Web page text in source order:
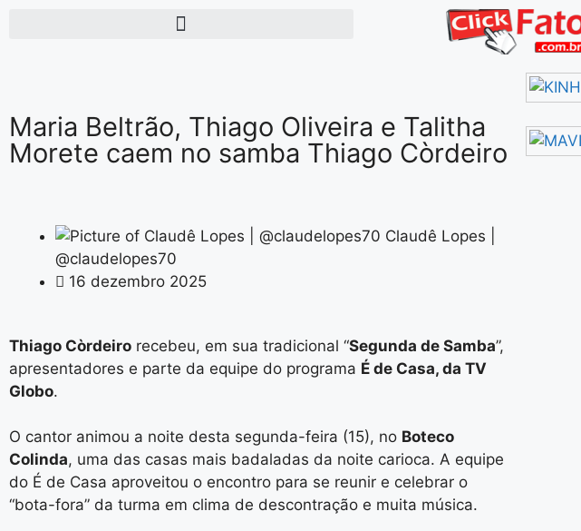
Maria Beltrão, Thiago Oliveira e Talitha
Morete caem no samba Thiago Còrdeiro
Claudê Lopes |
@claudelopes70
16 dezembro 2025
Thiago Còrdeiro recebeu, em sua tradicional “Segunda de Samba”,
apresentadores e parte da equipe do programa É de Casa, da TV
Globo.
O cantor animou a noite desta segunda-feira (15), no Boteco
Colinda, uma das casas mais badaladas da noite carioca. A equipe
do É de Casa aproveitou o encontro para se reunir e celebrar o
“bota-fora” da turma em clima de descontração e muita música.